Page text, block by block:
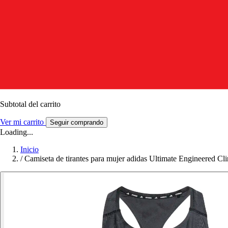
Subtotal del carrito
Ver mi carrito Seguir comprando
Loading...
Inicio
/ Camiseta de tirantes para mujer adidas Ultimate Engineered